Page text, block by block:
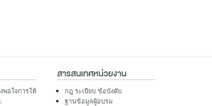
พอใจการให้
สารสนเทศหน่วยงาน
กฎ ระเบียบ ข้อบังคับ
ฐานข้อมูลผู้อบรม